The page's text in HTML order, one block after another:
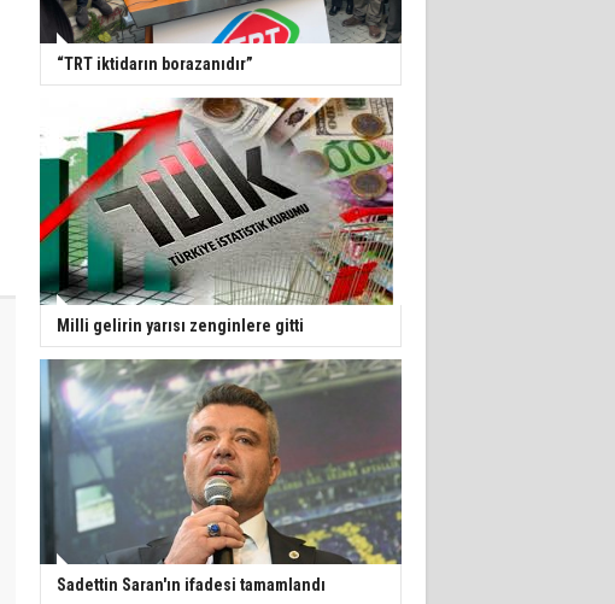
“TRT iktidarın borazanıdır”
Milli gelirin yarısı zenginlere gitti
Sadettin Saran'ın ifadesi tamamlandı